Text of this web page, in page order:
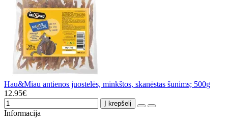
Hau&Miau antienos juostelės, minkštos, skanėstas šunims; 500g
12.95€
Į krepšelį
Informacija